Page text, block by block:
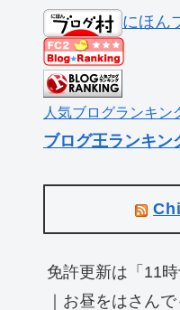
にほん
人気ブログランキン
ブログ王ランキン
免許更新は「11
｜お昼をはさん